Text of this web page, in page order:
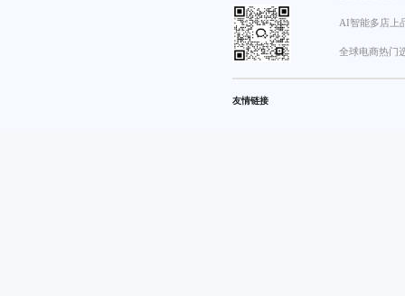
AI智能多店上
全球电商热门
友情链接